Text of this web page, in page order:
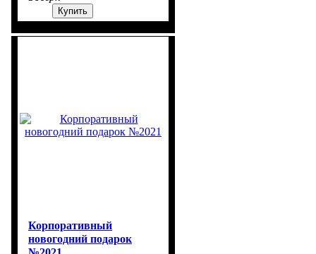
Купить
Корпоративный
новогодний подарок